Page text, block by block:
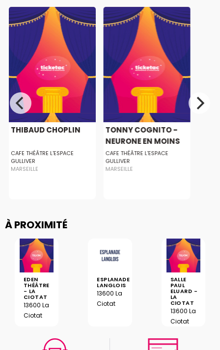
THIBAUD CHOPLIN
CAFE THÉÂTRE L'ESPACE
GULLIVER
MARSEILLE
TONNY COGNITO -
NEURONE EN MOINS
CAFE THÉÂTRE L'ESPACE
GULLIVER
MARSEILLE
À PROXIMITÉ
EDEN
THÉÂTRE
- LA
CIOTAT
13600 La
Ciotat
ESPLANADE
LANGLOIS
13600 La
Ciotat
SALLE
PAUL
ELUARD -
LA
CIOTAT
13600 La
Ciotat